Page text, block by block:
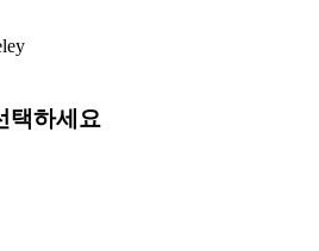
택하세요